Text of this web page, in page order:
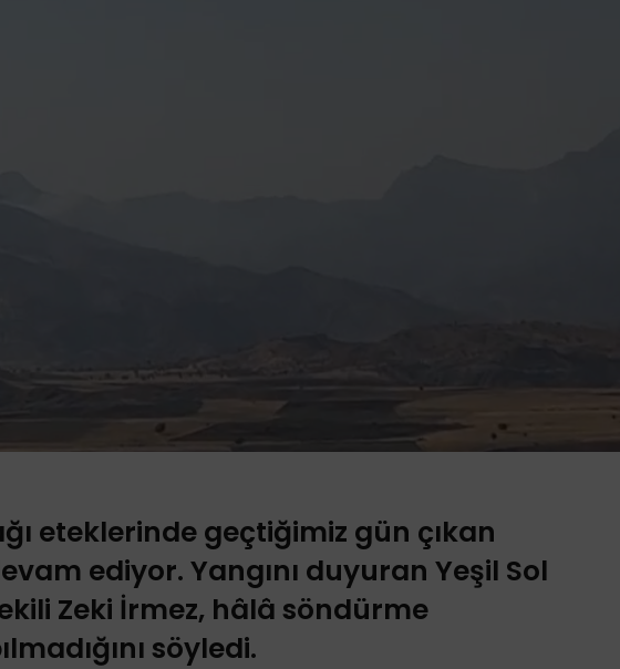
eteklerinde geçtiğimiz gün çıkan
ediyor. Yangını duyuran Yeşil Sol
Zeki İrmez, hâlâ söndürme
söyledi.